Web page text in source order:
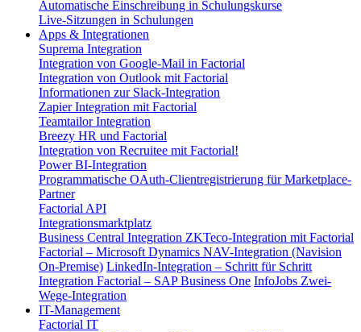
Automatische Einschreibung in Schulungskurse
Live-Sitzungen in Schulungen
Apps & Integrationen
Suprema Integration
Integration von Google-Mail in Factorial
Integration von Outlook mit Factorial
Informationen zur Slack-Integration
Zapier Integration mit Factorial
Teamtailor Integration
Breezy HR und Factorial
Integration von Recruitee mit Factorial!
Power BI-Integration
Programmatische OAuth-Clientregistrierung für Marketplace-
Partner
Factorial API
Integrationsmarktplatz
Business Central Integration ZKTeco-Integration mit Factorial
Factorial – Microsoft Dynamics NAV-Integration (Navision
On-Premise) LinkedIn-Integration – Schritt für Schritt
Integration Factorial – SAP Business One InfoJobs Zwei-
Wege-Integration
IT-Management
Factorial IT